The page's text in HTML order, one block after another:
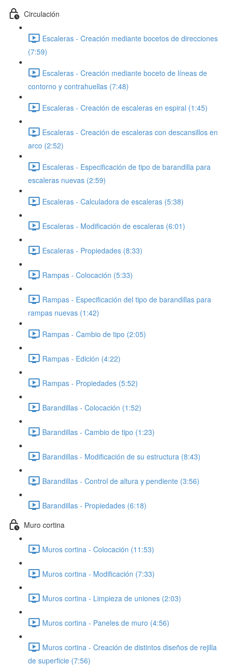
Circulación
Escaleras - Creación mediante bocetos de direcciones
(7:59)
Escaleras - Creación mediante boceto de líneas de
contorno y contrahuellas (7:48)
Escaleras - Creación de escaleras en espiral (1:45)
Escaleras - Creación de escaleras con descansillos en
arco (2:52)
Escaleras - Especificación de tipo de barandilla para
escaleras nuevas (2:59)
Escaleras - Calculadora de escaleras (5:38)
Escaleras - Modificación de escaleras (6:01)
Escaleras - Propiedades (8:33)
Rampas - Colocación (5:33)
Rampas - Especificación del tipo de barandillas para
rampas nuevas (1:42)
Rampas - Cambio de tipo (2:05)
Rampas - Edición (4:22)
Rampas - Propiedades (5:52)
Barandillas - Colocación (1:52)
Barandillas - Cambio de tipo (1:23)
Barandillas - Modificación de su estructura (8:43)
Barandillas - Control de altura y pendiente (3:56)
Barandillas - Propiedades (6:18)
Muro cortina
Muros cortina - Colocación (11:53)
Muros cortina - Modificación (7:33)
Muros cortina - Limpieza de uniones (2:03)
Muros cortina - Paneles de muro (4:56)
Muros cortina - Creación de distintos diseños de rejilla
de superficie (7:56)